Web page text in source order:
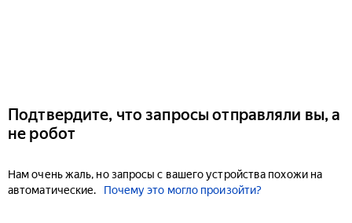
Подтвердите, что запросы отправляли вы, а
не робот
Нам очень жаль, но запросы с вашего устройства похожи на
автоматические.
Почему это могло произойти?